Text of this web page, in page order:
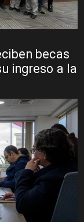
becas
ingreso a la